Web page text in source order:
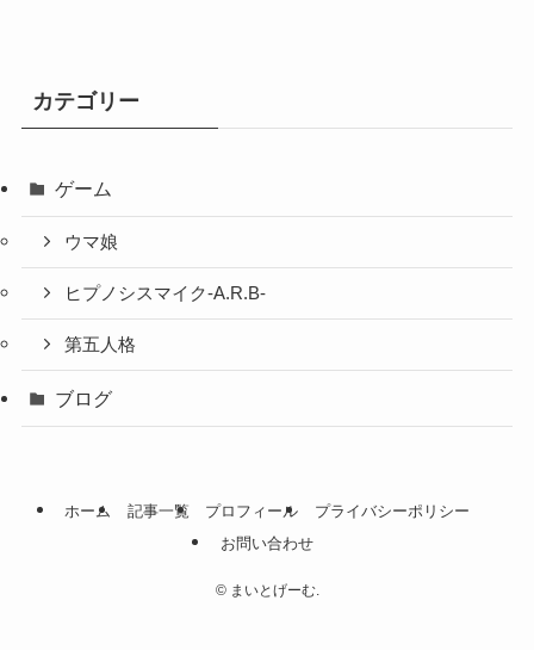
カテゴリー
ゲーム
ウマ娘
ヒプノシスマイク-A.R.B-
第五人格
ブログ
ホーム 記事一覧 プロフィール
プライバシーポリシー
お問い合わせ
©まいとげーむ.